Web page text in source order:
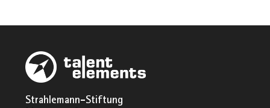
Strahlemann-Stiftung